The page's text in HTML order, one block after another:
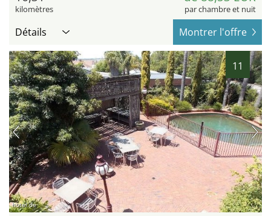
kilomètres par chambre et nuit
Détails Montrer l'offre
11
hotel.de